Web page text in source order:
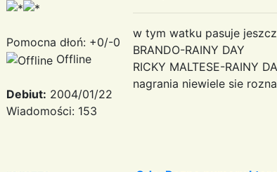
Pomocna dłoń: +0/-0
Offline
Debiut: 2004/01/22
Wiadomości: 153
w tym watku pasuje
BRANDO-RAINY DAY
RICKY MALTESE-RAINY
nagrania niewiele sie